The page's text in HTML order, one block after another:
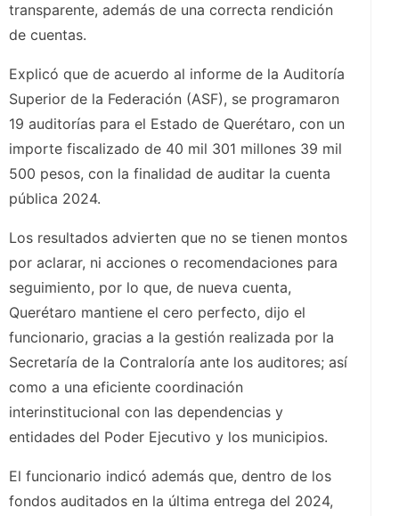
transparente, además de una correcta rendición
de cuentas.
Explicó que de acuerdo al informe de la Auditoría
Superior de la Federación (ASF), se programaron
19 auditorías para el Estado de Querétaro, con un
importe fiscalizado de 40 mil 301 millones 39 mil
500 pesos, con la finalidad de auditar la cuenta
pública 2024.
Los resultados advierten que no se tienen montos
por aclarar, ni acciones o recomendaciones para
seguimiento, por lo que, de nueva cuenta,
Querétaro mantiene el cero perfecto, dijo el
funcionario, gracias a la gestión realizada por la
Secretaría de la Contraloría ante los auditores; así
como a una eficiente coordinación
interinstitucional con las dependencias y
entidades del Poder Ejecutivo y los municipios.
El funcionario indicó además que, dentro de los
fondos auditados en la última entrega del 2024,